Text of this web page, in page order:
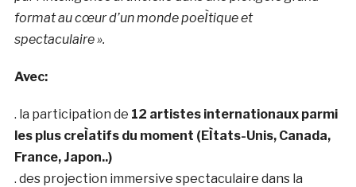
format au cœur d’un monde poeÌtique et
spectaculaire ».
Avec:
. la participation de 12 artistes internationaux parmi
les plus creÌatifs du moment (EÌtats-Unis, Canada,
France, Japon..)
. des projection immersive spectaculaire dans la